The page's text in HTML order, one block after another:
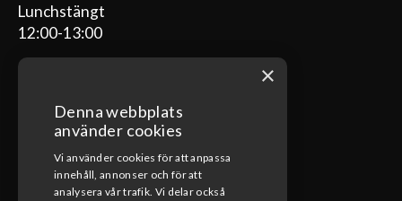
Lunchstängt
12:00-13:00
ÖPPETTIDER VERKSTAD
Måndag-Fredag
08:00-17:00
×
Denna webbplats
använder cookies
Vi använder cookies för att anpassa
innehåll, annonser och för att
analysera vår trafik. Vi delar också